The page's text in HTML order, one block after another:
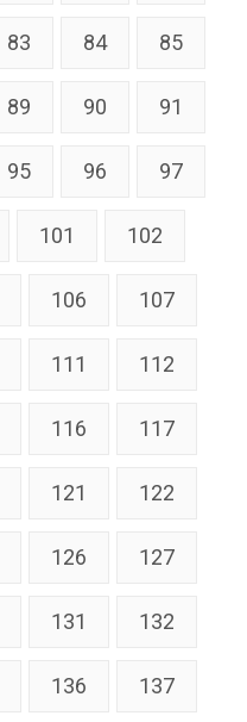
83 84 85
89 90 91
95 96 97
101 102
106 107
111 112
116 117
121 122
126 127
131 132
136 137